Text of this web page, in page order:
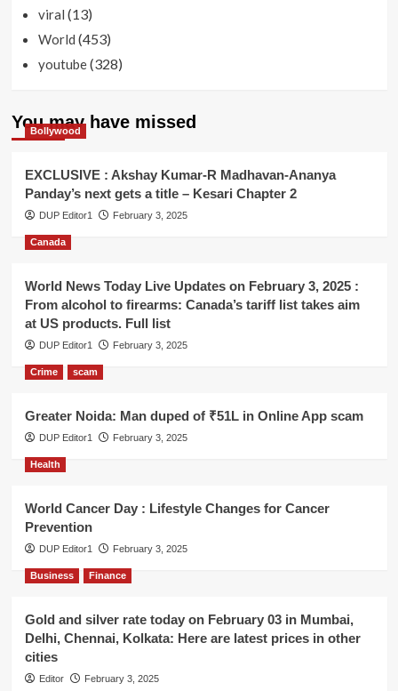
viral (13)
World (453)
youtube(328)
You may have missed
Bollywood
EXCLUSIVE : Akshay Kumar-R Madhavan-Ananya
Panday’s next gets a title – Kesari Chapter 2
DUP Editor1 February 3, 2025
Canada
World News Today Live Updates on February 3, 2025 :
From alcohol to firearms: Canada’s tariff list takes aim
at US products. Full list
DUP Editor1 February 3, 2025
Crime scam
Greater Noida: Man duped of ₹51L in Online App scam
DUP Editor1 February 3, 2025
Health
World Cancer Day : Lifestyle Changes for Cancer
Prevention
DUP Editor1 February 3, 2025
Business Finance
Gold and silver rate today on February 03 in Mumbai,
Delhi, Chennai, Kolkata: Here are latest prices in other
cities
Editor February 3, 2025